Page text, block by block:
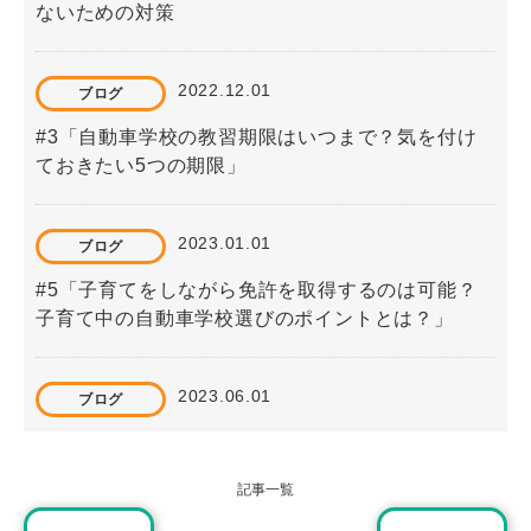
ないための対策
ブログ 2022.12.01
#3「自動車学校の教習期限はいつまで？気を付け
ておきたい5つの期限」
ブログ 2023.01.01
#5「子育てをしながら免許を取得するのは可能？
子育て中の自動車学校選びのポイントとは？」
ブログ 2023.06.01
記事一覧